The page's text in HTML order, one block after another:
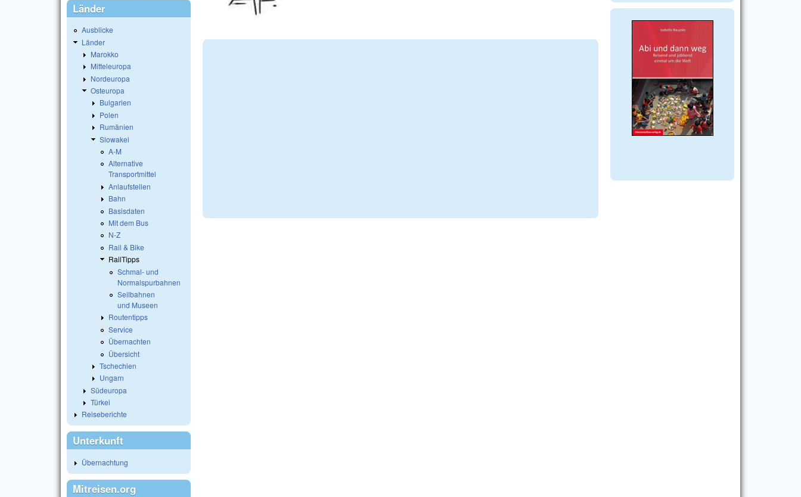
Länder
Ausblicke
Länder
Marokko
Mitteleuropa
Nordeuropa
Osteuropa
Bulgarien
Polen
Rumänien
Slowakei
A-M
Alternative
Transportmittel
Anlaufstellen
Bahn
Basisdaten
Mit dem Bus
N-Z
Rail & Bike
RailTipps
Schmal- und
Normalspurbahnen
Seilbahnen
und Museen
Routentipps
Service
Übernachten
Übersicht
Tschechien
Ungarn
Südeuropa
Türkei
Reiseberichte
Unterkunft
Übernachtung
Mitreisen.org